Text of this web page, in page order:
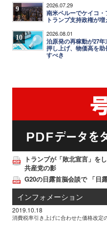
9 2026.07.29
南米ペルーでケイコ
トランプ支持政権が増
10 2026.08.01
泊原発の再稼動が27
押し上げ、物価高を
すべき
トランプが「敗北宣言」を
共産党の影
G20の日露首脳会談で 「日
インフォメーション
2019.10.18
消費税率引き上げに合わせた価格改定